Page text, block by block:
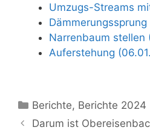
Umzugs-Streams
Narrenbaum stellen
Auferstehung
Kategorien
Berichte, Berichte 2024
Darum ist